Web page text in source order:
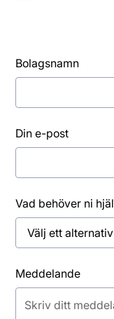
Bolagsnamn
Din e-post
Vad behöver ni
Meddelande